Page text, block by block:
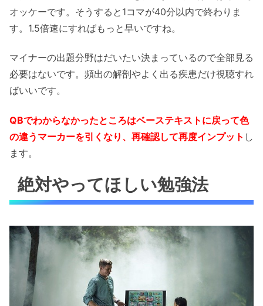
オッケーです。そうすると1コマが40分以内で終わりま
す。1.5倍速にすればもっと早いですね。
マイナーの出題分野はだいたい決まっているので全部見る
必要はないです。頻出の解剖やよく出る疾患だけ視聴すれ
ばいいです。
QBでわからなかったところはベーステキストに戻って色
の違うマーカーを引くなり、再確認して再度インプット し
ます。
絶対やってほしい勉強法